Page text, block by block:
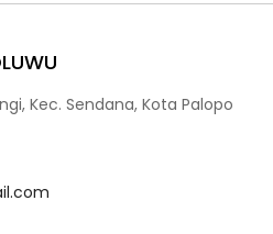
Kec. Sendana, Kota Palopo